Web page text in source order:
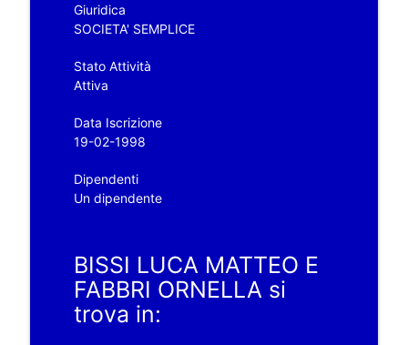
Giuridica
SOCIETA' SEMPLICE
Stato Attività
Attiva
Data Iscrizione
19-02-1998
Dipendenti
Un dipendente
BISSI LUCA MATTEO E
FABBRI ORNELLA si
trova in: